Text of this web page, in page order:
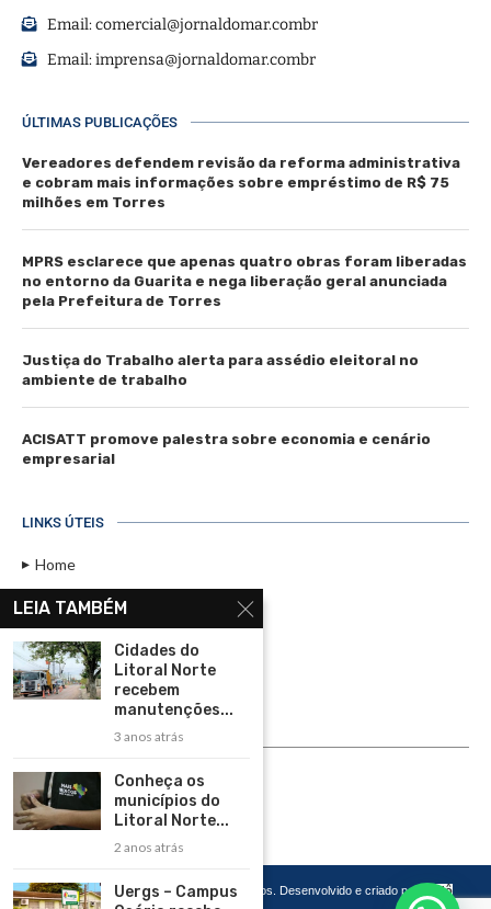
Email:comercial@jornaldomar.combr
Email:imprensa@jornaldomar.combr
ÚLTIMAS PUBLICAÇÕES
Vereadores defendem revisão da reforma administrativa
e cobram mais informações sobre empréstimo de R$ 75
milhões em Torres
MPRS esclarece que apenas quatro obras foram liberadas
no entorno da Guarita e nega liberação geral anunciada
pela Prefeitura de Torres
Justiça do Trabalho alerta para assédio eleitoral no
ambiente de trabalho
ACISATT promove palestra sobre economia e cenário
empresarial
LINKS ÚTEIS
Home
Assinar
Contato
Política de Privacidade
Rádio Maristela - Ao Vivo
ASSINE
Copyright 2026 – Todos os Direitos Reservados. Desenvolvido e criado por
Cadô
Agência de Marketing
LEIA TAMBÉM
Cidades do
Litoral Norte
recebem
manutenções...
3 anos atrás
Conheça os
municípios do
Litoral Norte...
2 anos atrás
Uergs – Campus